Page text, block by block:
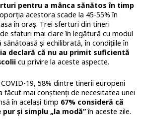
pentru a mânca sănătos în timp
acestora scade la 45-55% în
în oraș. Trei sferturi din tineri
sfaturi mai clare în legătură cu modul
și echilibrată, în condițiile în
declară că nu au primit suficientă
cu privire la aceste aspecte.
19, 58% dintre tinerii europeni
făcut mai conștienți de necesitatea unei
în același timp 67% consideră că
și simplu „la modă”în aceste zile.